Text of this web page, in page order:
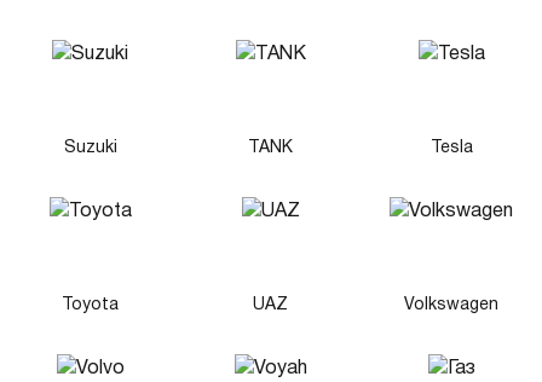
Suzuki TANK Tesla
Toyota UAZ Volkswagen